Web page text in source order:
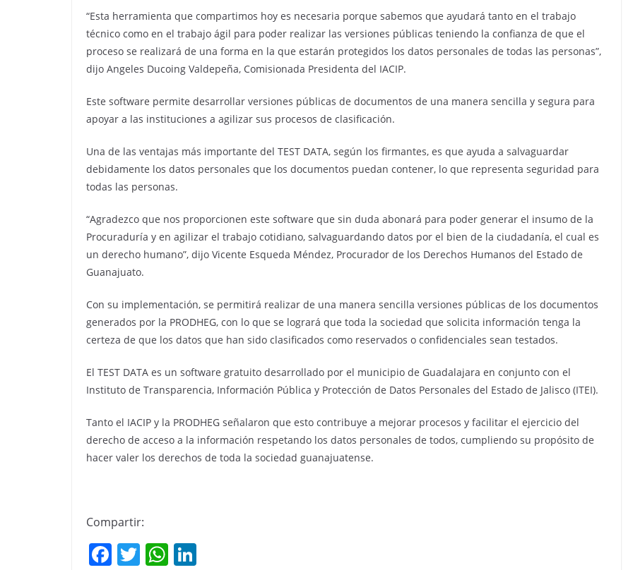
“Esta herramienta que compartimos hoy es necesaria porque sabemos que ayudará tanto en el trabajo
técnico como en el trabajo ágil para poder realizar las versiones públicas teniendo la confianza de que el
proceso se realizará de una forma en la que estarán protegidos los datos personales de todas las personas”,
dijo Angeles Ducoing Valdepeña, Comisionada Presidenta del IACIP.
Este software permite desarrollar versiones públicas de documentos de una manera sencilla y segura para
apoyar a las instituciones a agilizar sus procesos de clasificación.
Una de las ventajas más importante del TEST DATA, según los firmantes, es que ayuda a salvaguardar
debidamente los datos personales que los documentos puedan contener, lo que representa seguridad para
todas las personas.
“Agradezco que nos proporcionen este software que sin duda abonará para poder generar el insumo de la
Procuraduría y en agilizar el trabajo cotidiano, salvaguardando datos por el bien de la ciudadanía, el cual es
un derecho humano”, dijo Vicente Esqueda Méndez, Procurador de los Derechos Humanos del Estado de
Guanajuato.
Con su implementación, se permitirá realizar de una manera sencilla versiones públicas de los documentos
generados por la PRODHEG, con lo que se logrará que toda la sociedad que solicita información tenga la
certeza de que los datos que han sido clasificados como reservados o confidenciales sean testados.
El TEST DATA es un software gratuito desarrollado por el municipio de Guadalajara en conjunto con el
Instituto de Transparencia, Información Pública y Protección de Datos Personales del Estado de Jalisco (ITEI).
Tanto el IACIP y la PRODHEG señalaron que esto contribuye a mejorar procesos y facilitar el ejercicio del
derecho de acceso a la información respetando los datos personales de todos, cumpliendo su propósito de
hacer valer los derechos de toda la sociedad guanajuatense.
Compartir:
F T W